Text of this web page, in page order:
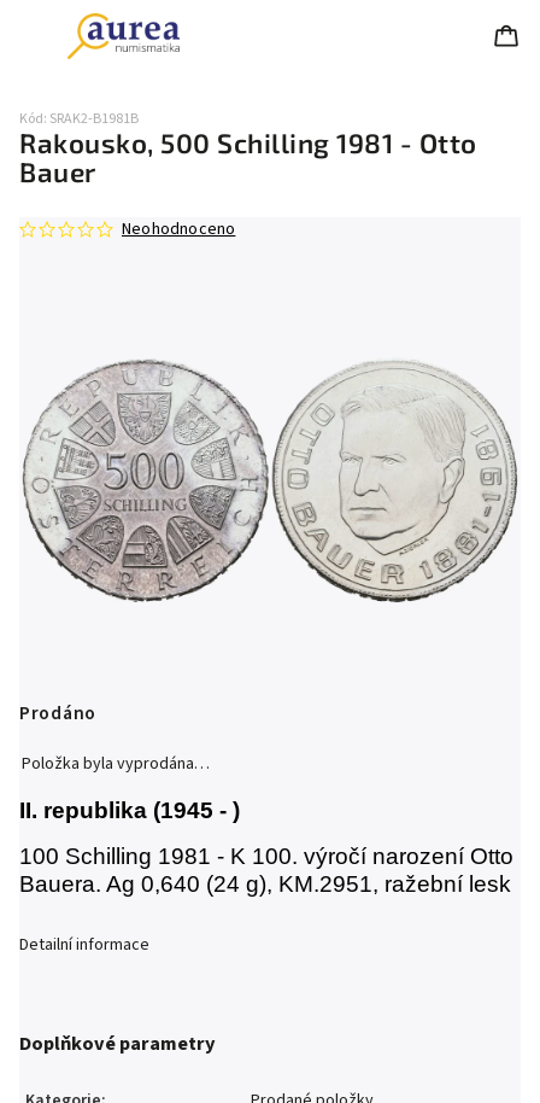
Rakousko, 500 Schilling 1981 - Otto
Bauer
Kód: SRAK2-B1981B
Neohodnoceno
Prodáno
Položka byla vyprodána…
II. republika (1945 - )
100 Schilling 1981 - K 100. výročí narození Otto
Bauera. Ag 0,640 (24 g), KM.2951, ražební lesk
Detailní informace
Doplňkové parametry